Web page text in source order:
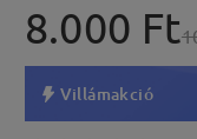
8.000 Ft
Villámakció